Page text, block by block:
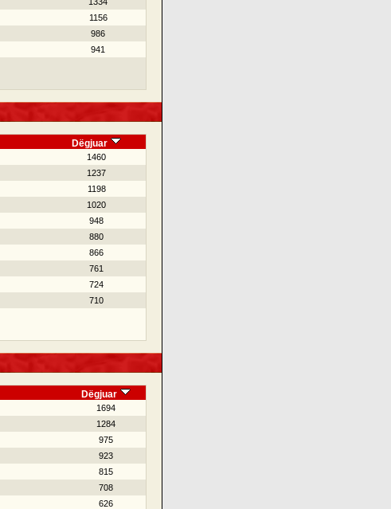
1156
986
941
Dëgjuar
1460
1237
1198
1020
948
880
866
761
724
710
Dëgjuar
1694
1284
975
923
815
708
626